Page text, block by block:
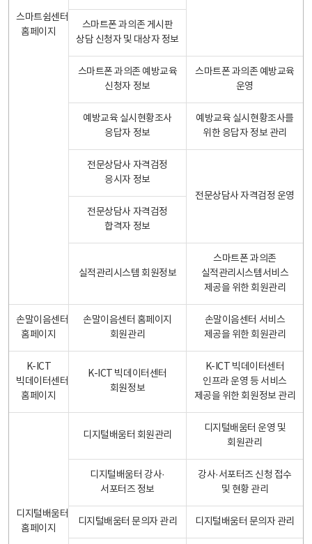
스마트쉼센터
홈페이지
스마트폰 과의존 게시판
상담 신청자 및 대상자 정보
스마트폰 과의존 예방교육
신청자 정보
스마트폰 과의존 예방교육
운영
예방교육 실시현황조사
응답자 정보
예방교육 실시현황조사를
위한 응답자 정보 관리
전문상담사 자격검정
응시자 정보
전문상담사 자격검정 운영
전문상담사 자격검정
합격자 정보
실적관리시스템 회원정보
스마트폰 과의존
실적관리시스템서비스
제공을 위한 회원관리
손말이음센터
홈페이지
손말이음센터 홈페이지
회원관리
손말이음센터 서비스
제공을 위한 회원관리
K-ICT
빅데이터센터
홈페이지
K-ICT 빅데이터센터
회원정보
K-ICT 빅데이터센터
인프라 운영 등 서비스
제공을 위한 회원정보 관리
디지털배움터
홈페이지
디지털배움터 회원관리
디지털배움터 운영 및
회원관리
디지털배움터 강사·
서포터즈 정보
강사·서포터즈 신청 접수
및 현황 관리
디지털배움터 문의자 관리 디지털배움터 문의자 관리